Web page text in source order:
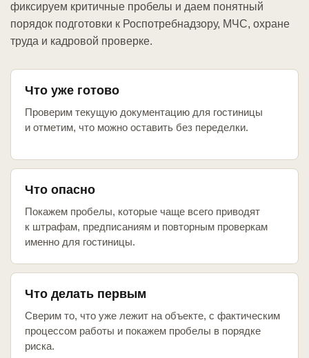
фиксируем критичные пробелы и даем понятный
порядок подготовки к Роспотребнадзору, МЧС, охране
труда и кадровой проверке.
Что уже готово
Проверим текущую документацию для гостиницы
и отметим, что можно оставить без переделки.
Что опасно
Покажем пробелы, которые чаще всего приводят
к штрафам, предписаниям и повторным проверкам
именно для гостиницы.
Что делать первым
Сверим то, что уже лежит на объекте, с фактическим
процессом работы и покажем пробелы в порядке
риска.